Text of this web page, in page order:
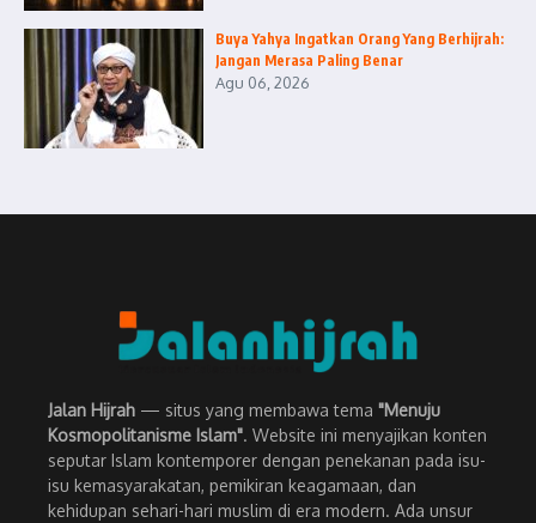
Buya Yahya Ingatkan Orang Yang Berhijrah:
Jangan Merasa Paling Benar
Agu 06, 2026
Jalan Hijrah — situs yang membawa tema "Menuju
Kosmopolitanisme Islam". Website ini menyajikan konten
seputar Islam kontemporer dengan penekanan pada isu-
isu kemasyarakatan, pemikiran keagamaan, dan
kehidupan sehari-hari muslim di era modern. Ada unsur